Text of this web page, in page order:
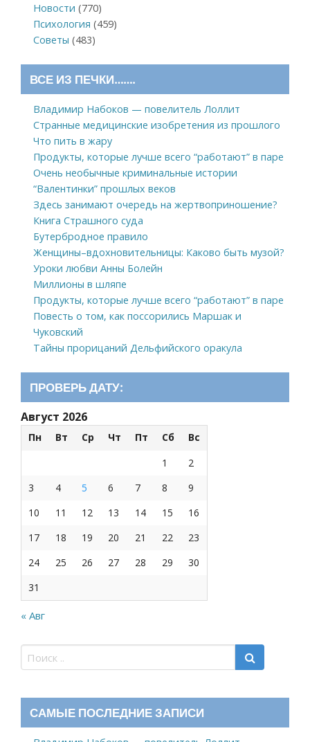
Новости (770)
Психология (459)
Советы (483)
ВСЕ ИЗ ПЕЧКИ…….
Владимир Набоков — повелитель Лоллит
Странные медицинские изобретения из прошлого
Что пить в жару
Продукты, которые лучше всего “работают” в паре
Очень необычные криминальные истории
“Валентинки” прошлых веков
Здесь занимают очередь на жертвоприношение?
Книга Страшного суда
Бутербродное правило
Женщины–вдохновительницы: Каково быть музой?
Уроки любви Анны Болейн
Миллионы в шляпе
Продукты, которые лучше всего “работают” в паре
Повесть о том, как поссорились Маршак и
Чуковский
Тайны прорицаний Дельфийского оракула
ПРОВЕРЬ ДАТУ:
Август 2026
Пн Вт Ср Чт Пт Сб
Вс
1
2
3
4 5 6 7 8
9
10
11 12 13 14 15
16
17
18 19 20 21 22
23
24
25 26 27 28 29
30
31
« Авг
САМЫЕ ПОСЛЕДНИЕ ЗАПИСИ